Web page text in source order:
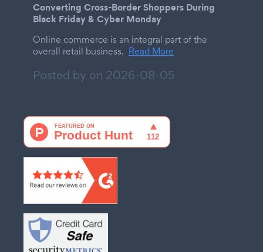
Converting Cross-Border Shoppers During
Black Friday & Cyber Monday
Online commerce is an integral part of the
overall retail business. Read More
Posted by on 2026-08-05